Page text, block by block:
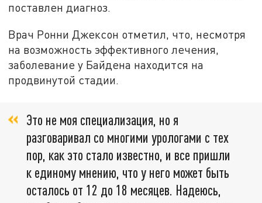
поставлен диагноз.
Врач Ронни Джексон отметил, что, несмотря
на возможность эффективного лечения,
заболевание у Байдена находится на
продвинутой стадии.
Это не моя специализация, но я
разговаривал со многими урологами с тех
пор, как это стало известно, и все пришли
к единому мнению, что у него может быть
осталось от 12 до 18 месяцев. Надеюсь,